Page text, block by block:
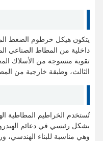
يتكون هيكل خرطوم الضغط
داخلية من المطاط الصناعي
تقوية منسوجة من الأسلاك
الثالث، وطبقة خارجية من
تُستخدم الخراطيم المطاطية
بشكل رئيسي في دعائم
وهي مناسبة للبناء الهندسي،